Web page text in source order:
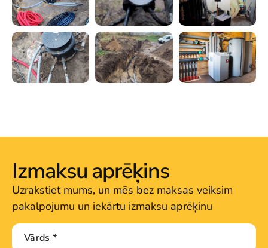
Izmaksu aprēķins
Uzrakstiet mums, un mēs bez maksas veiksim
pakalpojumu un iekārtu izmaksu aprēķinu